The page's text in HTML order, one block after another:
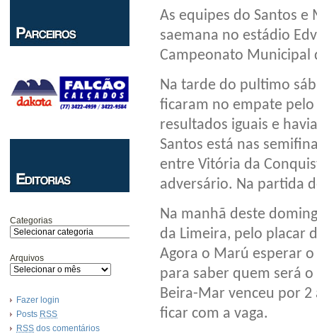
Categorias
Arquivos
Fazer login
Posts RSS
RSS dos comentários
As equipes do Santos
saemana no estádio
Campeonato Municipal
Na tarde do pultimo
ficaram no empate
resultados iguais e
Santos está nas
entre Vitória da
adversário. Na partida
Na manhã deste
da Limeira, pelo placar
Agora o Marú esperar
para saber quem será
Beira-Mar venceu por
ficar com a vaga.